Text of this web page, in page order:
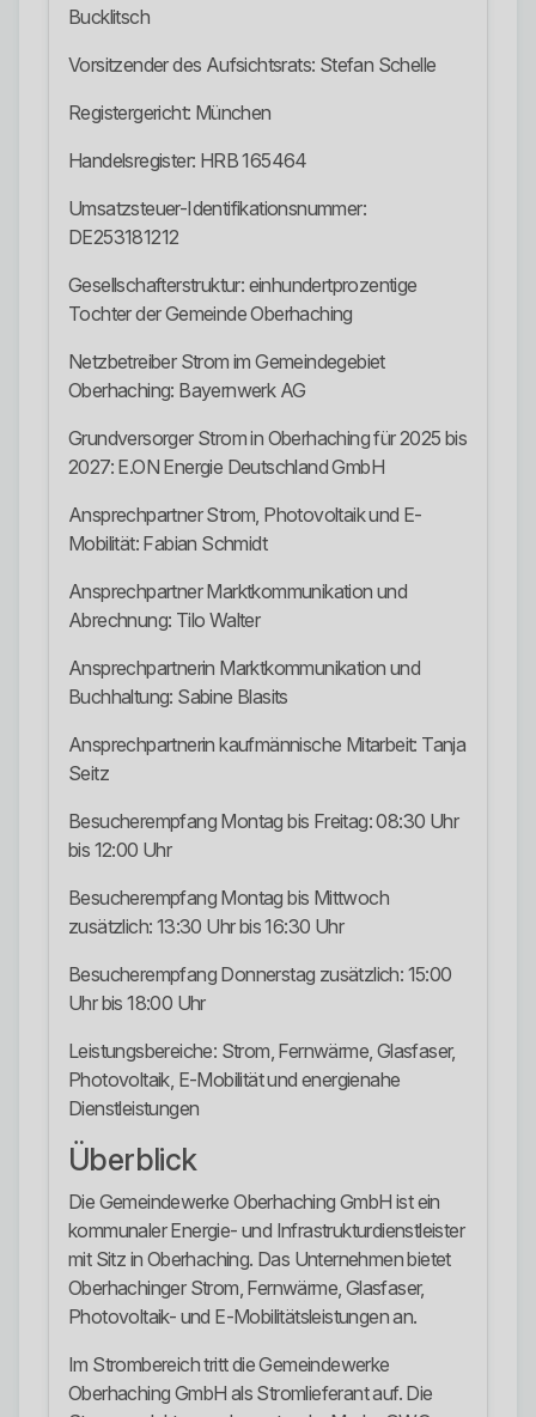
Bucklitsch
Vorsitzender des Aufsichtsrats: Stefan Schelle
Registergericht: München
Handelsregister: HRB 165464
Umsatzsteuer-Identifikationsnummer:
DE253181212
Gesellschafterstruktur: einhundertprozentige
Tochter der Gemeinde Oberhaching
Netzbetreiber Strom im Gemeindegebiet
Oberhaching: Bayernwerk AG
Grundversorger Strom in Oberhaching für 2025 bis
2027: E.ON Energie Deutschland GmbH
Ansprechpartner Strom, Photovoltaik und E-
Mobilität: Fabian Schmidt
Ansprechpartner Marktkommunikation und
Abrechnung: Tilo Walter
Ansprechpartnerin Marktkommunikation und
Buchhaltung: Sabine Blasits
Ansprechpartnerin kaufmännische Mitarbeit: Tanja
Seitz
Besucherempfang Montag bis Freitag: 08:30 Uhr
bis 12:00 Uhr
Besucherempfang Montag bis Mittwoch
zusätzlich: 13:30 Uhr bis 16:30 Uhr
Besucherempfang Donnerstag zusätzlich: 15:00
Uhr bis 18:00 Uhr
Leistungsbereiche: Strom, Fernwärme, Glasfaser,
Photovoltaik, E-Mobilität und energienahe
Dienstleistungen
Überblick
Die Gemeindewerke Oberhaching GmbH ist ein
kommunaler Energie- und Infrastrukturdienstleister
mit Sitz in Oberhaching. Das Unternehmen bietet
Oberhachinger Strom, Fernwärme, Glasfaser,
Photovoltaik- und E-Mobilitätsleistungen an.
Im Strombereich tritt die Gemeindewerke
Oberhaching GmbH als Stromlieferant auf. Die